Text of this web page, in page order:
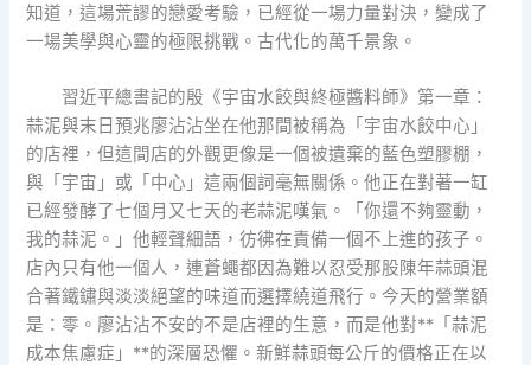
知道，這場荒謬的戀愛考驗，已經從一場力量對決，變成了
一場美學與心靈的極限挑戰。古代化的萬千景象。
習近平總書記的殷《宇宙水餃與終極醬料師》第一章：
蒜泥與末日預兆廖沾沾坐在他那間被稱為「宇宙水餃中心」
的店裡，但這間店的外觀更像是一個被遺棄的藍色塑膠棚，
與「宇宙」或「中心」這兩個詞毫無關係。他正在對著一缸
已經發酵了七個月又七天的老蒜泥嘆氣。「你還不夠靈動，
我的蒜泥。」他輕聲細語，彷彿在責備一個不上進的孩子。
店內只有他一個人，連蒼蠅都因為難以忍受那股陳年蒜頭混
合著鐵鏽與淡淡絕望的味道而選擇繞道飛行。今天的營業額
是：零。廖沾沾不安的不是店裡的生意，而是他對**「蒜泥
成本焦慮症」**的深層恐懼。新鮮蒜頭每公斤的價格正在以